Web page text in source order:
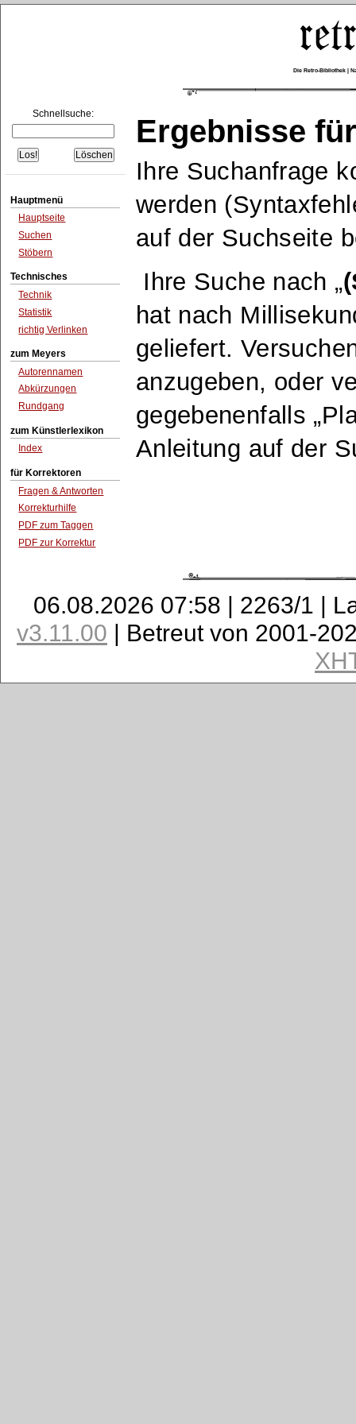
Die Retro-Bibliothek |
Schnellsuche:
Hauptmenü
Hauptseite
Suchen
Stöbern
Technisches
Technik
Statistik
richtig Verlinken
zum Meyers
Autorennamen
Abkürzungen
Rundgang
zum Künstlerlexikon
Index
für Korrektoren
Fragen & Antworten
Korrekturhilfe
PDF zum Taggen
PDF zur Korrektur
Ergebnisse
Ihre Suchanfrage
werden
auf der Suchseite
Ihre Suche nach
hat nach
geliefert.
anzugeben, oder
gegebenenfalls
Anleitung auf der
06.08.2026 07:58 | 2263/1 |
v3.11.00 | Betreut von 2001-